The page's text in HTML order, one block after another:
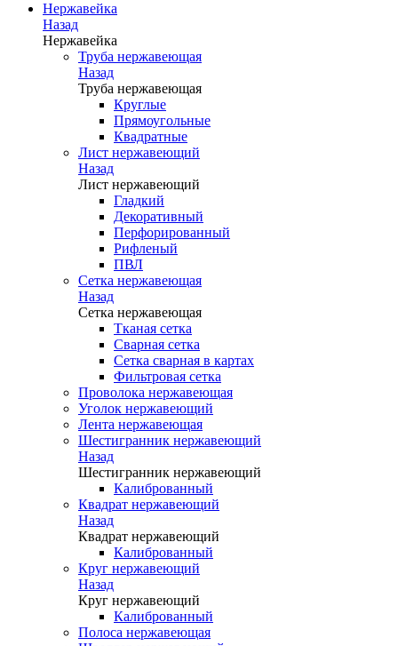
Нержавейка
Назад
Нержавейка
Труба нержавеющая
Назад
Труба нержавеющая
Круглые
Прямоугольные
Квадратные
Лист нержавеющий
Назад
Лист нержавеющий
Гладкий
Декоративный
Перфорированный
Рифленый
ПВЛ
Сетка нержавеющая
Назад
Сетка нержавеющая
Тканая сетка
Сварная сетка
Сетка сварная в картах
Фильтровая сетка
Проволока нержавеющая
Уголок нержавеющий
Лента нержавеющая
Шестигранник нержавеющий
Назад
Шестигранник нержавеющий
Калиброванный
Квадрат нержавеющий
Назад
Квадрат нержавеющий
Калиброванный
Круг нержавеющий
Назад
Круг нержавеющий
Калиброванный
Полоса нержавеющая